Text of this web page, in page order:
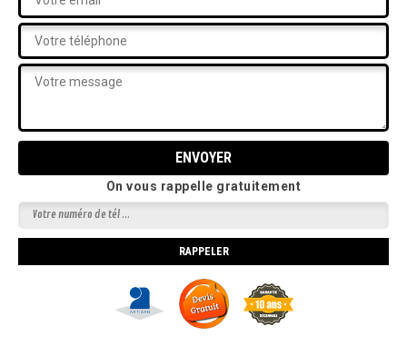
On vous rappelle gratuitement